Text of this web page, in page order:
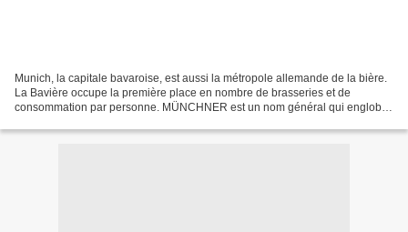
Munich, la capitale bavaroise, est aussi la métropole allemande de la bière.
La Bavière occupe la première place en nombre de brasseries et de
consommation par personne. MÜNCHNER est un nom général qui englobe